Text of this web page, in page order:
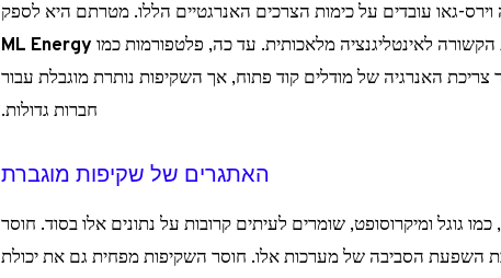
גאו עובדים על כימות הצרכים האנרגטיים הללו. מטרתם היא לספק
לאינטליגנציה מלאכותית. עד כה, פלטפורמות כמו ML Energy
האנרגיה של מודלים קוד פתוח, אך השקיפות נותרת מוגבלת עבור
חברות גדולות.
האתגרים של שקיפות מוגברת
גוגל ומיקרוסופט, שומרים לעיתים קרובות על נתונים אלו בסוד. חוסר
השפעת הסביבה של מערכות אלו. חוסר השקיפות מפחית גם את יכולת